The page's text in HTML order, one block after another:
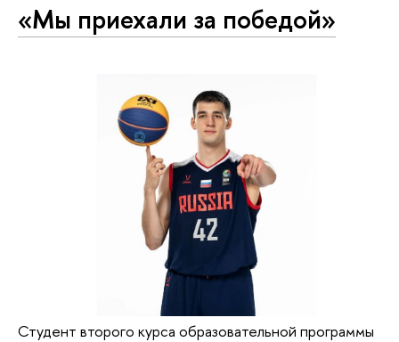
«Мы приехали за победой»
Студент второго курса образовательной программы